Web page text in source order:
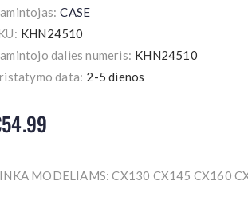
CASE
KHN24510
dalies numeris: KHN24510
data: 2-5 dienos
MODELIAMS: CX130 CX145 CX160